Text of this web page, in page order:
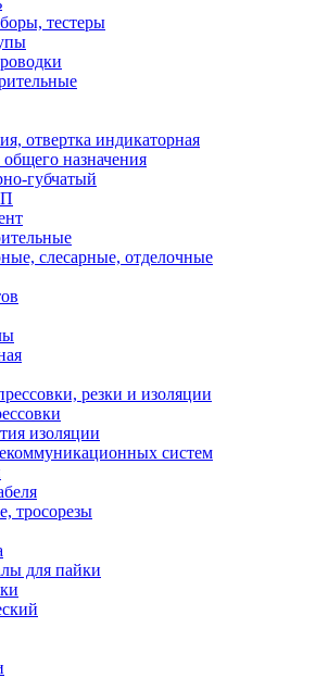
тестеры
отвертка индикаторная
назначения
губчатый
слесарные, отделочные
резки и изоляции
изоляции
систем
тросорезы
для пайки